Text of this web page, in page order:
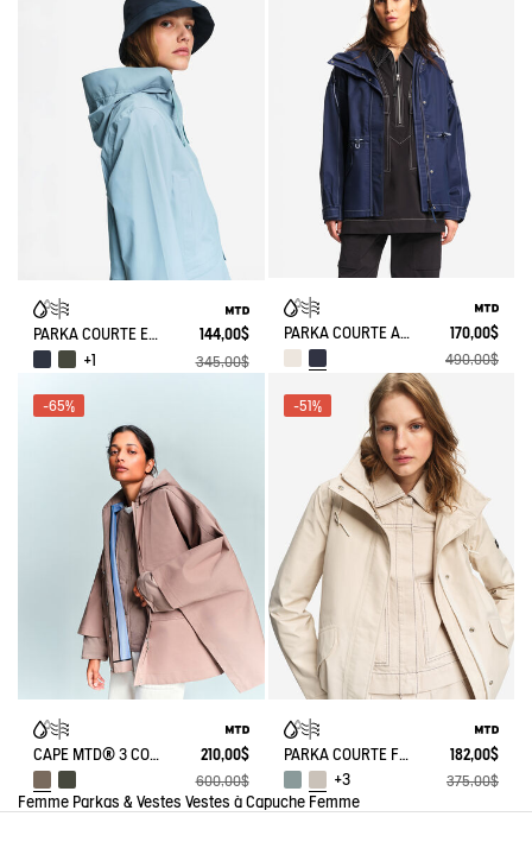
PARKA COURTE ET LÉGÈRE MTD® 144,00$
+1 345,00$
PARKA COURTE À TAILLE RÉGLABLE MTD® 170,00$
490,00$
CAPE MTD® 3 COUCHES TOUCHER COTON OVERSIZE COURTE 210,00$
-65%
600,00$
PARKA COURTE FISHTAIL MTD® 182,00$
-51%
+3
375,00$
Femme Parkas & Vestes Vestes à Capuche Femme